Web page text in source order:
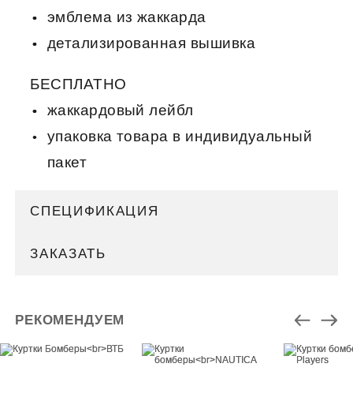
эмблема из жаккарда
детализированная вышивка
БЕСПЛАТНО
жаккардовый лейбл
упаковка товара в индивидуальный
пакет
СПЕЦИФИКАЦИЯ
ЗАКАЗАТЬ
РЕКОМЕНДУЕМ